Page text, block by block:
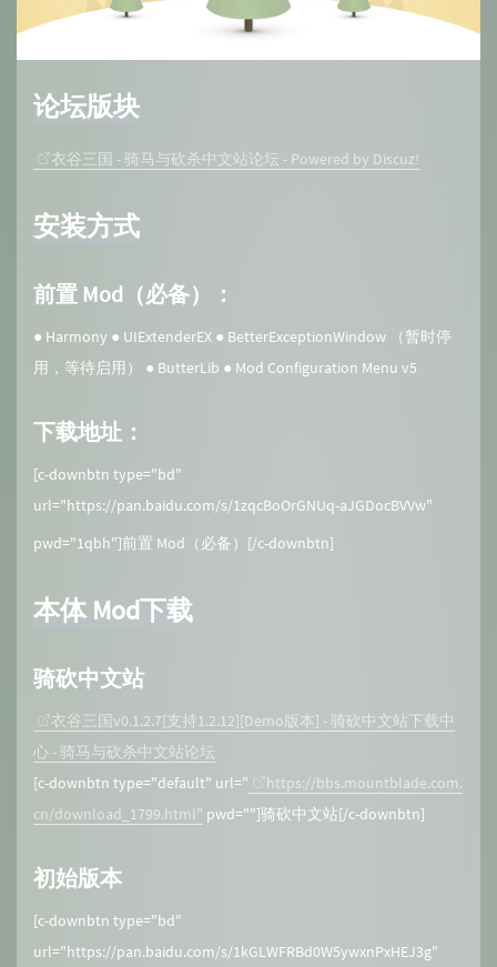
论坛版块
衣谷三国 - 骑马与砍杀中文站论坛 - Powered by Discuz!
安装方式
前置 Mod（必备）：
● Harmony ● UIExtenderEX ● BetterExceptionWindow （暂时停
用，等待启用） ● ButterLib ● Mod Configuration Menu v5
下载地址：
[c-downbtn type="bd"
url="https://pan.baidu.com/s/1zqcBoOrGNUq-aJGDocBVVw"
pwd="1qbh"]前置 Mod（必备）[/c-downbtn]
本体 Mod下载
骑砍中文站
衣谷三国v0.1.2.7[支持1.2.12][Demo版本] - 骑砍中文站下载中
心 - 骑马与砍杀中文站论坛
[c-downbtn type="default" url="
https://bbs.mountblade.com.
cn/download_1799.html" pwd=""]骑砍中文站[/c-downbtn]
初始版本
[c-downbtn type="bd"
url="https://pan.baidu.com/s/1kGLWFRBd0W5ywxnPxHEJ3g"